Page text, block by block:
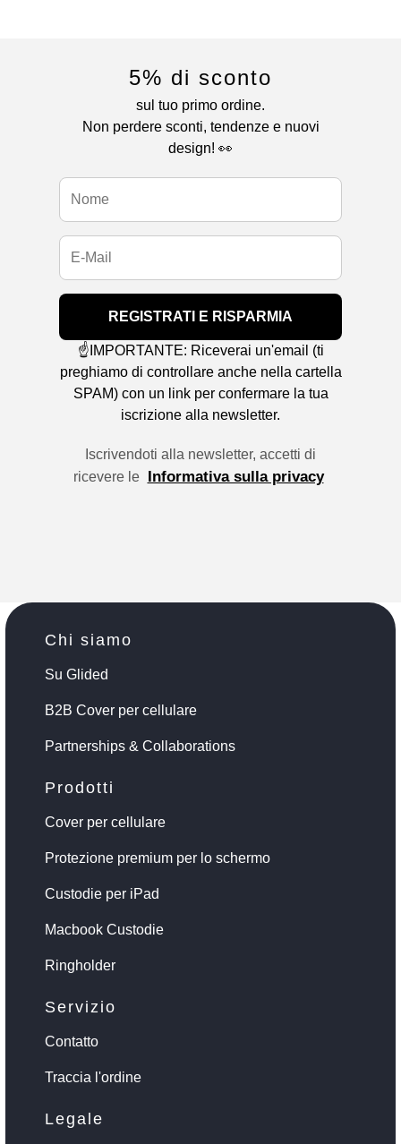
5% di sconto
sul tuo primo ordine.
Non perdere sconti, tendenze e nuovi
design! 👀
REGISTRATI E RISPARMIA
☝️IMPORTANTE: Riceverai un'email (ti
preghiamo di controllare anche nella cartella
SPAM) con un link per confermare la tua
iscrizione alla newsletter.
Iscrivendoti alla newsletter, accetti di
ricevere le Informativa sulla privacy
Chi siamo
Su Glided
B2B Cover per cellulare
Partnerships & Collaborations
Prodotti
Cover per cellulare
Protezione premium per lo schermo
Custodie per iPad
Macbook Custodie
Ringholder
Servizio
Contatto
Traccia l'ordine
Legale